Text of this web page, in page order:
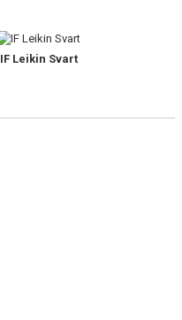
IF Leikin Svart